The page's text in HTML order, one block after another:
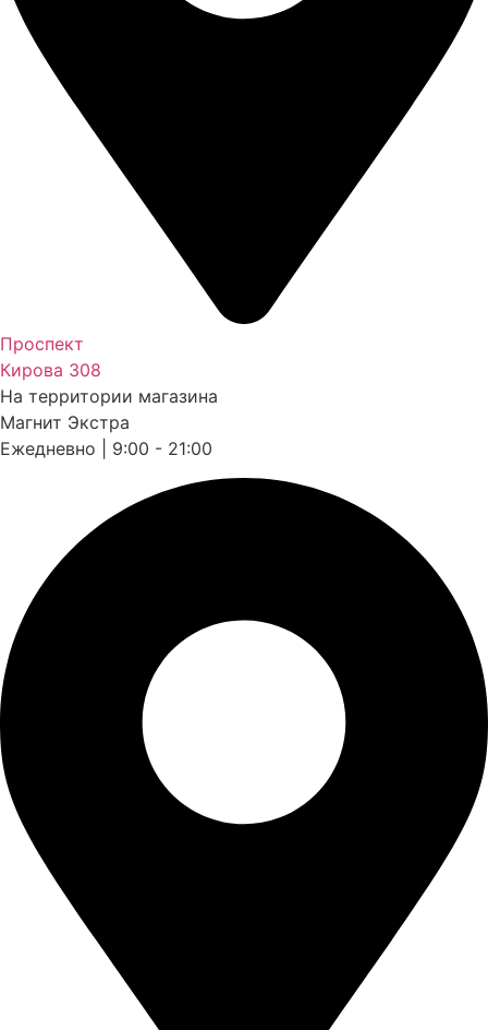
Проспект
Кирова 308
На территории магазина
Магнит Экстра
Ежедневно | 9:00 - 21:00